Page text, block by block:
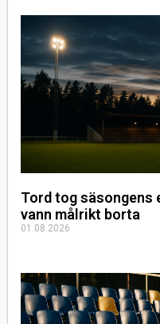
Tord tog säsongens
vann målrikt borta
01.08.2026